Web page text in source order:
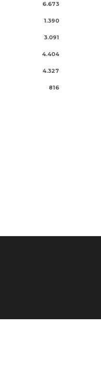
6.673
1.390
3.091
4.404
4.327
816